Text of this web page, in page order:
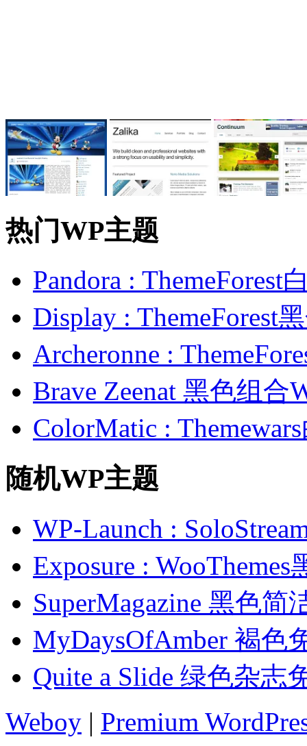
热门WP主题
Pandora : ThemeForest
Display : ThemeForest
Archeronne :
Brave Zeenat 黑色组合
ColorMatic :
随机WP主题
WP-Launch :
Exposure :
SuperMagazine 黑色简
MyDaysOfAmber 褐色
Quite a Slide 绿色杂志
Weboy | Premium